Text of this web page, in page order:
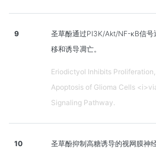
9
圣草酚通过PI3K/Akt/NF-κB信号
移和诱导凋亡。
Eriodictyol Inhibits
Apoptosis of Glioma Cells
Signaling Pathway.
10 圣草酚抑制高糖诱导的视网膜神